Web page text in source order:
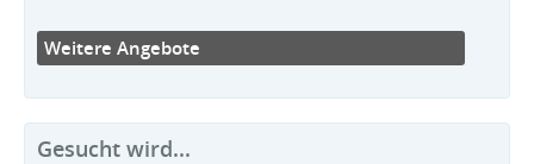
Weitere Angebote
Gesucht wird...